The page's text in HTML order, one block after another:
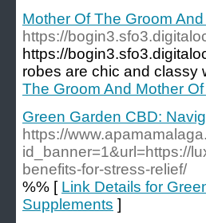
Mother Of The Groom
https://
https://
robes are chic and classy
The Groom And Mother
Green Garden CBD:
https://
id_banner=1&url=https://
benefits-for-stress-relief/
%% [ Link Details for
Supplements ]